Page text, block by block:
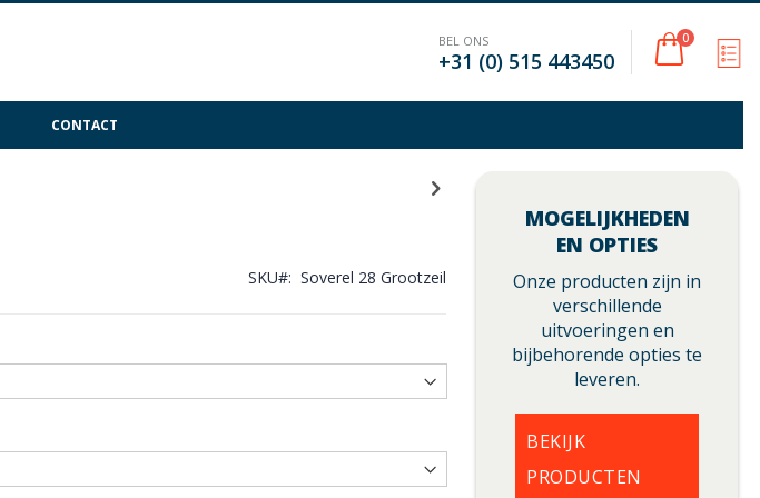
Cart
0
BEL ONS
+31 (0) 515 443450
CONTACT
SKU Soverel 28 Grootzeil
MOGELIJKHEDEN
EN OPTIES
Onze producten zijn in
verschillende
uitvoeringen en
bijbehorende opties te
leveren.
BEKIJK
PRODUCTEN